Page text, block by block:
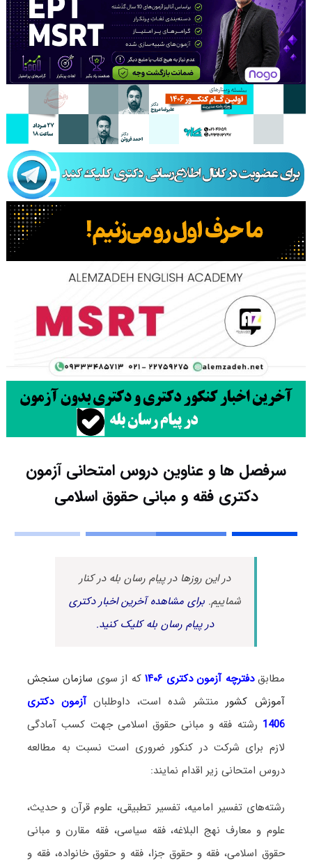
سرفصل ها و عناوین دروس امتحانی آزمون
دکتری فقه و مبانی حقوق اسلامی
در این روزها در پیام رسان بله در کنار
شماییم.برای مشاهده آخرین اخبار دکتری
در پیام رسان بله کلیک کنید.
مطابق دفترچه آزمون دکتری ۱۴۰۶ که از سوی سازمان سنجش
آموزش کشورمنتشر شده است، داوطلبان آزمون دکتری
1406 رشته فقه و مبانی حقوق اسلامی جهت کسب آمادگی
لازم برای شرکت در کنکور ضروری است نسبت به مطالعه
دروس امتحانی زیر اقدام نمایند:
رشته‌های تفسیر امامیه، تفسیر تطبیقی، علوم قرآن و حدیث،
علوم و معارف نهج البلاغه، فقه سیاسی، فقه مقارن و مبانی
حقوق اسلامی، فقه و حقوق جزا، فقه و حقوق خانواده، فقه و